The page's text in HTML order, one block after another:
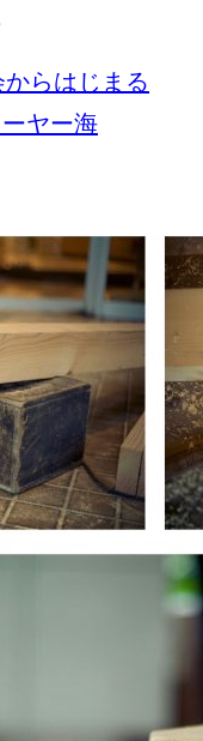
らはじまる
ヤー海